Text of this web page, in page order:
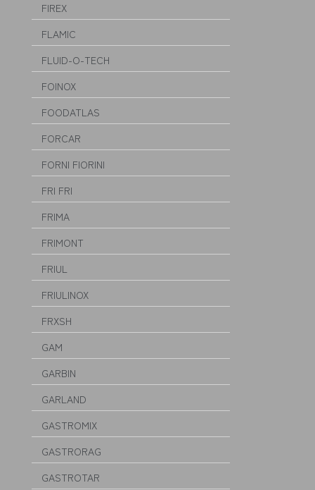
FIREX
FLAMIC
FLUID-O-TECH
FOINOX
FOODATLAS
FORCAR
FORNI FIORINI
FRI FRI
FRIMA
FRIMONT
FRIUL
FRIULINOX
FRXSH
GAM
GARBIN
GARLAND
GASTROMIX
GASTRORAG
GASTROTAR